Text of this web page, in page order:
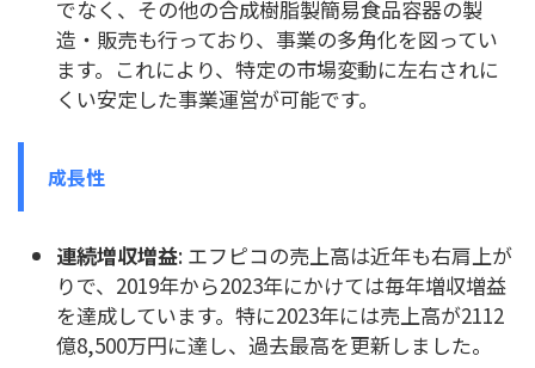
でなく、その他の合成樹脂製簡易食品容器の製
造・販売も行っており、事業の多角化を図ってい
ます。これにより、特定の市場変動に左右されに
くい安定した事業運営が可能です。
成長性
連続増収増益: エフピコの売上高は近年も右肩上が
りで、2019年から2023年にかけては毎年増収増益
を達成しています。特に2023年には売上高が2112
億8,500万円に達し、過去最高を更新しました。